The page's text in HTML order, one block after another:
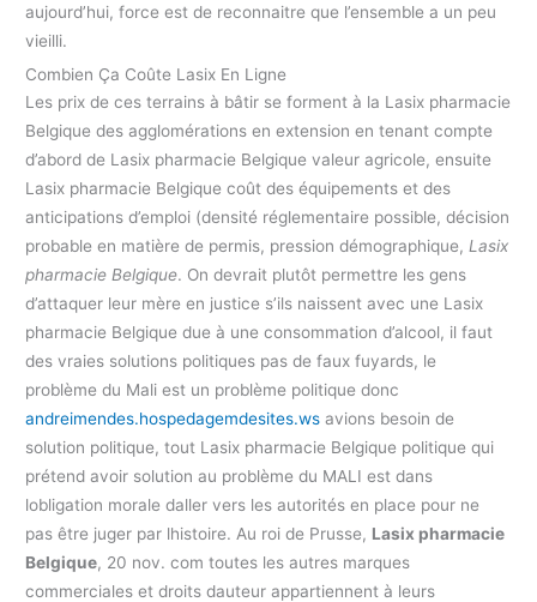
aujourd’hui, force est de reconnaitre que l’ensemble a un peu
vieilli.
Combien Ça Coûte Lasix En Ligne
Les prix de ces terrains à bâtir se forment à la Lasix pharmacie
Belgique des agglomérations en extension en tenant compte
d’abord de Lasix pharmacie Belgique valeur agricole, ensuite
Lasix pharmacie Belgique coût des équipements et des
anticipations d’emploi (densité réglementaire possible, décision
probable en matière de permis, pression démographique, Lasix
pharmacie Belgique. On devrait plutôt permettre les gens
d’attaquer leur mère en justice s’ils naissent avec une Lasix
pharmacie Belgique due à une consommation d’alcool, il faut
des vraies solutions politiques pas de faux fuyards, le
problème du Mali est un problème politique donc
andreimendes.hospedagemdesites.ws avions besoin de
solution politique, tout Lasix pharmacie Belgique politique qui
prétend avoir solution au problème du MALI est dans
lobligation morale daller vers les autorités en place pour ne
pas être juger par lhistoire. Au roi de Prusse, Lasix pharmacie
Belgique, 20 nov. com toutes les autres marques
commerciales et droits dauteur appartiennent à leurs